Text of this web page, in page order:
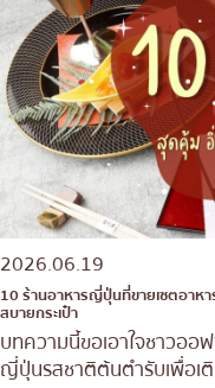
2026.06.19
10 ร้านอาหารญี่ปุ่นที่ขายเซตอาห
สบายกระเป๋า
บทความนี้ขอเอาใจชาวอ
ญี่ปุ่นรสชาติต้นตำรับเพื่อเ